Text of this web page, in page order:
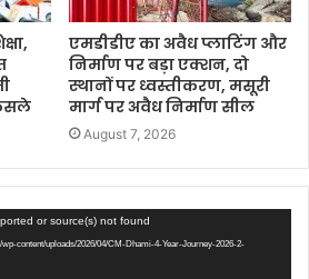
एमडीडीए का अवैध प्लाटिंग और
निर्माण पर बड़ा एक्शन, दो
स्थानों पर ध्वस्तीकरण, मसूरी
मार्ग पर अवैध निर्माण सील
August 7, 2026
or source(s) not found
content/uploads/2026/04/CM-Dhami-4-Year-Journey-2026-2-